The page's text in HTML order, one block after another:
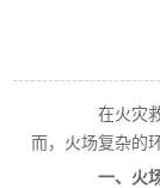
在火灾救
而，火场复杂的
一、火